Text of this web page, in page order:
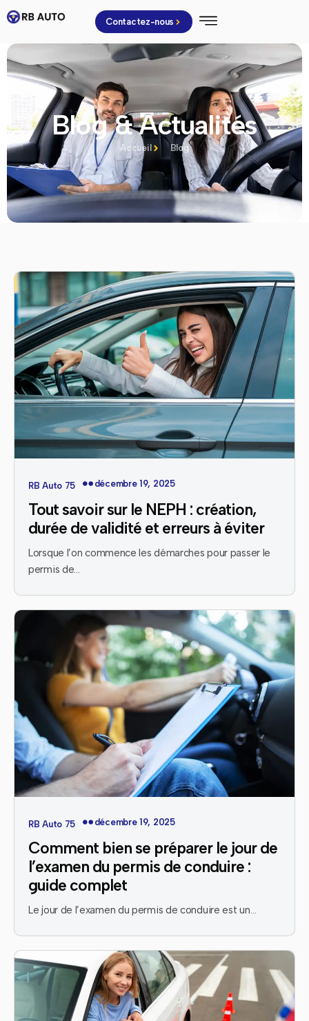
Contactez-nous
Blog & Actualités
Accueil Blog
RB Auto 75 décembre 19, 2025
Tout savoir sur le NEPH : création,
durée de validité et erreurs à éviter
Lorsque l’on commence les démarches pour passer le
permis de…
RB Auto 75 décembre 19, 2025
Comment bien se préparer le jour de
l’examen du permis de conduire :
guide complet
Le jour de l’examen du permis de conduire est un…